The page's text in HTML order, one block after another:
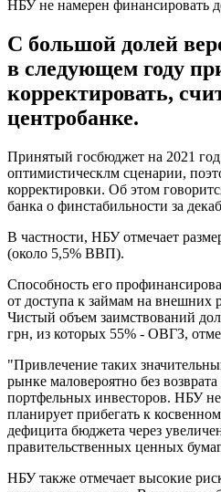
НБУ не намерен финансировать
С большой долей
в следующем году
корректировать,
центробанке.
Принятый госбюджет на 2021 год
оптимистическлм сценарии,
корректировки. Об этом
банка о финстабильности за
В частности, НБУ отмечает
(около 5,5% ВВП).
Способность его
от доступа к займам на
Чистый объем заимствований
грн, из которых 55% - ОВГЗ,
"Привлечение таких
рынке маловероятно без
портфельных инвесторов. НБУ
планирует прибегать к
дефицита бюджета через
правительственных ценных
НБУ также отмечает высокие